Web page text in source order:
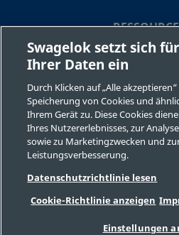
B-400-7-
4RG
Messing
B-400-7-6 Messing
Messing
ÜBER UNS
©2026 Swagelok Company.
Rechtliche
Swagelok setzt sich
Ihrer Daten ein
Durch Klicken auf „Alle
Speicherung von Cookies und
Ihrem Gerät zu. Diese Cookies
Ihres Nutzererlebnisses, zur
sowie zu Marketingzwecken und
Leistungsverbesserung.
Datenschutzrichtlinie lesen
Cookie-Richtlinie anzeigen
Einstellungen